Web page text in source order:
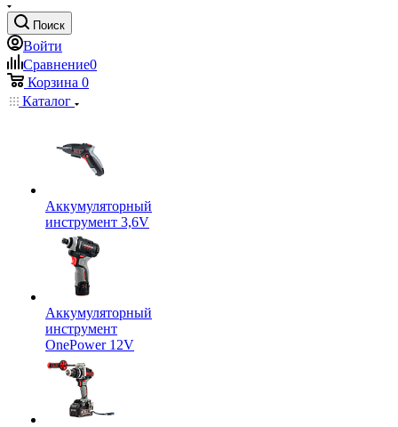
Поиск
Войти
Сравнение0
Корзина 0
Каталог
Аккумуляторный
инструмент 3,6V
Аккумуляторный
инструмент
OnePower 12V